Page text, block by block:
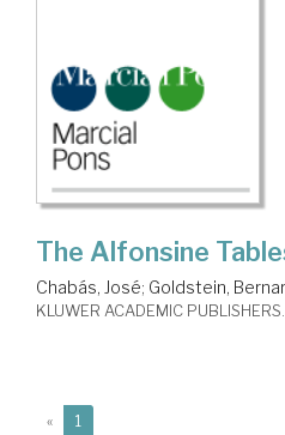
The Alfonsine
Chabás, José; Goldstein,
KLUWER ACADEMIC
« 1